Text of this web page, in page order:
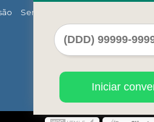
Serviços
Iniciar